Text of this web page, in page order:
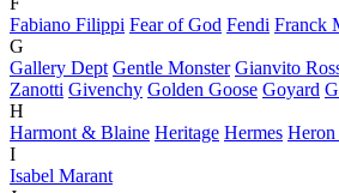
Fabiano Filippi Fear of God Fendi Franck
G
Gallery Dept Gentle Monster Gianvito
Zanotti Givenchy Golden Goose Goyard
H
Harmont & Blaine Heritage Hermes Heron
I
Isabel Marant